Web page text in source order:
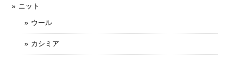
ニット
ウール
カシミア